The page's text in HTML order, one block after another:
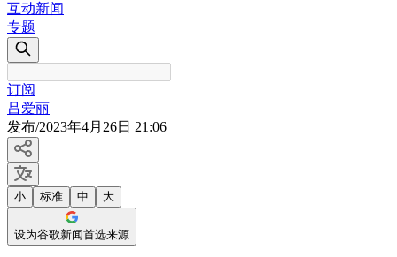
互动新闻
专题
订阅
吕爱丽
发布/2023年4月26日 21:06
小 标准 中 大
设为谷歌新闻首选来源